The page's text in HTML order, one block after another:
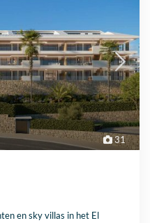
31
en sky villas in het El